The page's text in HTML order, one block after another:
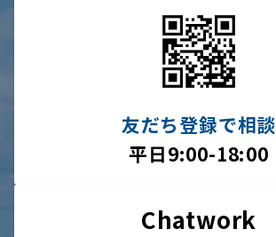
友だち登録で相談
平日9:00-18:00
Chatwork